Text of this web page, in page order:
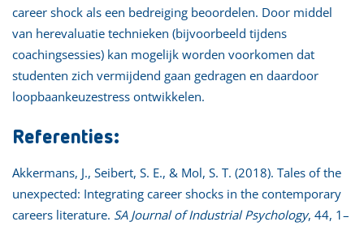
career shock als een bedreiging beoordelen. Door middel
van herevaluatie technieken (bijvoorbeeld tijdens
coachingsessies) kan mogelijk worden voorkomen dat
studenten zich vermijdend gaan gedragen en daardoor
loopbaankeuzestress ontwikkelen.
Referenties:
Akkermans, J., Seibert, S. E., & Mol, S. T. (2018). Tales of the
unexpected: Integrating career shocks in the contemporary
careers literature. SA Journal of Industrial Psychology, 44, 1–